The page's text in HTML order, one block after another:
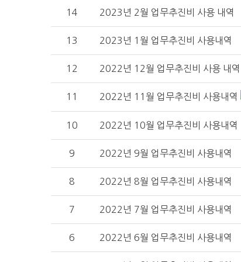
14 2023년 2월 업무추진비 사용 내역
13 2023년 1월 업무추진비 사용내역
12 2022년 12월 업무추진비 사용 내역
11 2022년 11월 업무추진비 사용내역
10 2022년 10월 업무추진비 사용내역
9 2022년 9월 업무추진비 사용내역
8 2022년 8월 업무추진비 사용내역
7 2022년 7월 업무추진비 사용내역
6 2022년 6월 업무추진비 사용내역